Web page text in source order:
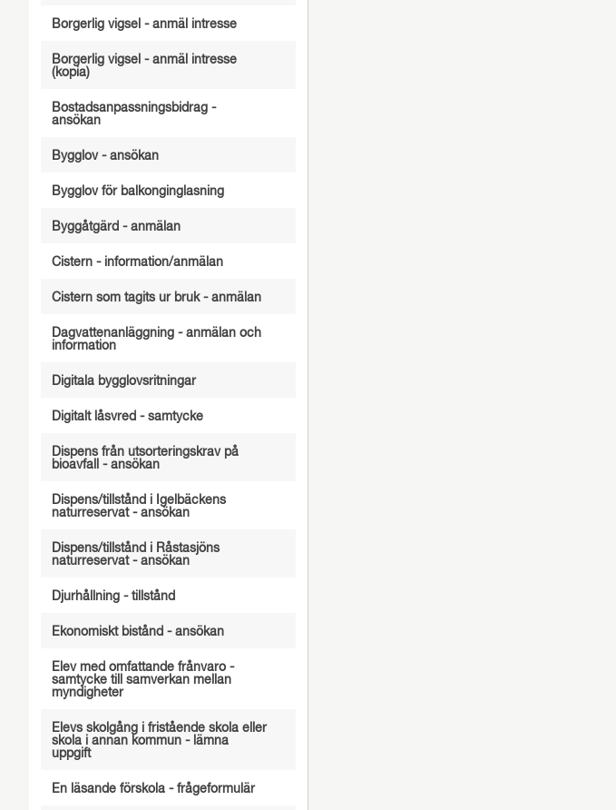
Borgerlig vigsel - anmäl intresse
Borgerlig vigsel - anmäl intresse
(kopia)
Bostadsanpassningsbidrag -
ansökan
Bygglov - ansökan
Bygglov för balkonginglasning
Byggåtgärd - anmälan
Cistern - information/anmälan
Cistern som tagits ur bruk - anmälan
Dagvattenanläggning - anmälan och
information
Digitala bygglovsritningar
Digitalt låsvred - samtycke
Dispens från utsorteringskrav på
bioavfall - ansökan
Dispens/tillstånd i Igelbäckens
naturreservat - ansökan
Dispens/tillstånd i Råstasjöns
naturreservat - ansökan
Djurhållning - tillstånd
Ekonomiskt bistånd - ansökan
Elev med omfattande frånvaro -
samtycke till samverkan mellan
myndigheter
Elevs skolgång i fristående skola eller
skola i annan kommun - lämna
uppgift
En läsande förskola - frågeformulär